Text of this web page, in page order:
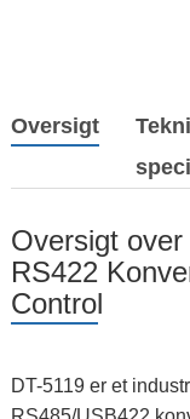
Oversigt
Oversigt
RS422
Control
DT-5119 er et